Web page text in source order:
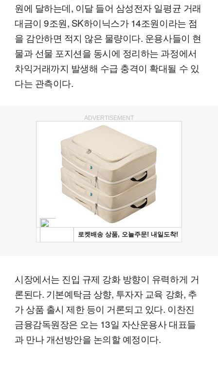
원에 달하는데, 이달 들어 삼성전자 일평균 거래
대금이 9조원, SK하이닉스가 14조원이라는 점
을 감안하면 적지 않은 물량이다. 운용사들이 현
물과 선물 포지션을 동시에 정리하는 과정에서
차익거래까지 발생해 수급 충격이 확대될 수 있
다는 관측이다.
ADVERTISEMENT
시장에서는 진입 규제 강화 방향이 유력하게 거
론된다. 기본예탁금 상향, 투자자 교육 강화, 추
가 상품 출시 제한 등이 거론되고 있다. 이찬진
금융감독원장은 오는 13일 자산운용사 대표들
과 만나 개선방안을 논의할 예정이다.